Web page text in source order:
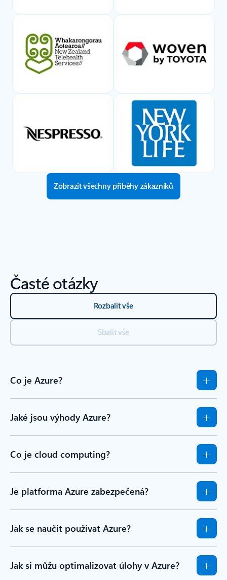
Zobrazit všechny příběhy zákazníků
Časté otázky
Rozbalit vše
Sbalit vše
Co je Azure?
Jaké jsou výhody Azure?
Co je cloud computing?
Je platforma Azure zabezpečená?
Jak se naučit používat Azure?
Jak si můžu optimalizovat úlohy v Azure?